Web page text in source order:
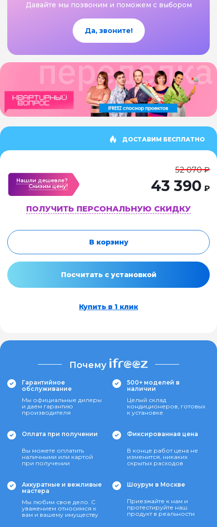
Давайте мы позвоним и поможем с выбором
Да, звоните!
ДОСТАВИМ БЕСПЛАТНО
Нашли дешевле?
Cнизим цену!
52 070 ₽
43 390 ₽
ПОЛУЧИТЬ ПЕРСОНАЛЬНУЮ СКИДКУ
В корзину
Посчитать с установкой
Купить в 1 клик
Почему
Гарантийное
обслуживание
Мы официальные дилеры
и даем гарантию
производителя
500+ моделей в
наличии
Целый склад
кондиционеров, готовых
к установке
Оплата при получении
Вы можете оплатить
наличными или картой
при получении
Фиксированная цена
В конце работ цена не
изменится, никаких
скрытых расходов
Аккуратные и вежливые
мастера
Мы любим свое дело. С
уважением относимся к
вам и вашему имуществу
Шоурум в Москве
Приезжайте к нам и
протестируйте наш
продукт в реальности